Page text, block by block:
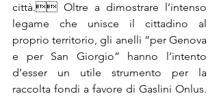
città. Oltre a dimostrare l’intenso
legame che unisce il cittadino al
proprio territorio, gli anelli “per Genova
e per San Giorgio” hanno l’intento
d’esser un utile strumento per la
raccolta fondi a favore di Gaslini Onlus.